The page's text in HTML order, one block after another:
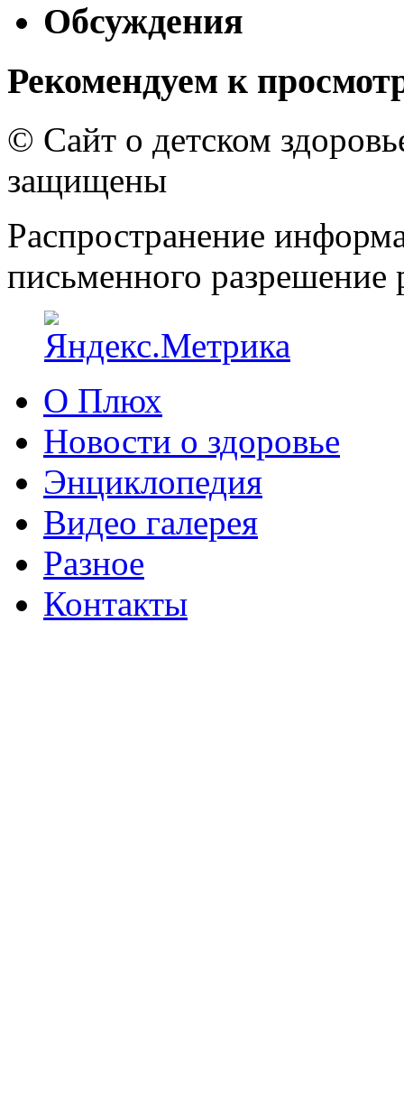
Обсуждения
Рекомендуем к
© Сайт о детском
защищены
Распространение
письменного разрешение
О Плюх
Новости о здоровье
Энциклопедия
Видео галерея
Разное
Контакты